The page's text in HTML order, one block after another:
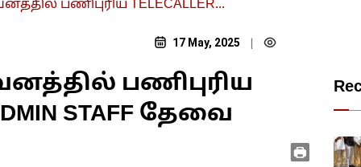
பணிபுரிய TELECALLER...
17 May, 2025
பணிபுரிய
STAFF தேவை